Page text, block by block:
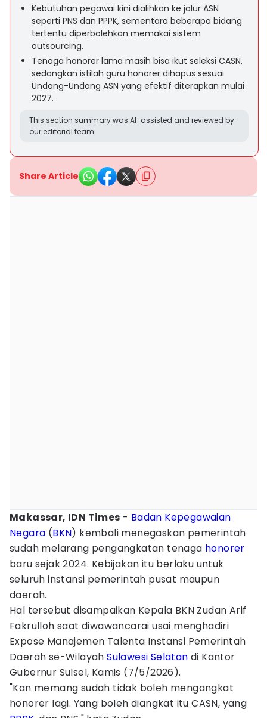
Kebutuhan pegawai kini dialihkan ke jalur ASN
seperti PNS dan PPPK, sementara beberapa bidang
tertentu diperbolehkan memakai sistem
outsourcing.
Tenaga honorer lama masih bisa ikut seleksi CASN,
sedangkan istilah guru honorer dihapus sesuai
Undang-Undang ASN yang efektif diterapkan mulai
2027.
This section summary was AI-assisted and reviewed by
our editorial team.
Share Article
Makassar, IDN Times - Badan Kepegawaian
Negara (BKN) kembali menegaskan pemerintah
sudah melarang pengangkatan tenaga honorer
baru sejak 2024. Kebijakan itu berlaku untuk
seluruh instansi pemerintah pusat maupun
daerah.
Hal tersebut disampaikan Kepala BKN Zudan Arif
Fakrulloh saat diwawancarai usai menghadiri
Expose Manajemen Talenta Instansi Pemerintah
Daerah se-WilayahSulawesi Selatan di Kantor
Gubernur Sulsel, Kamis (7/5/2026).
"Kan memang sudah tidak boleh mengangkat
honorer lagi. Yang boleh diangkat itu CASN, yang